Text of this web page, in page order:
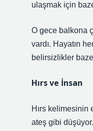
ulaşmak için
O gece balkona
vardı. Hayatın
belirsizlikler
Hırs ve İnsan
Hırs kelimesinin
ateş gibi